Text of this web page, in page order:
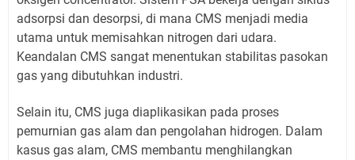
adsorpsi dan desorpsi, di mana CMS menjadi media
utama untuk memisahkan nitrogen dari udara.
Keandalan CMS sangat menentukan stabilitas pasokan
gas yang dibutuhkan industri.
Selain itu, CMS juga diaplikasikan pada proses
pemurnian gas alam dan pengolahan hidrogen. Dalam
kasus gas alam, CMS membantu menghilangkan